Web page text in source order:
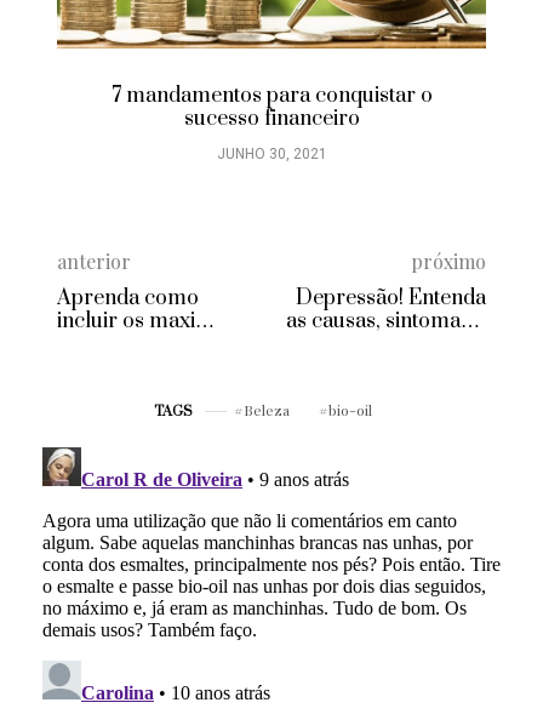
7 mandamentos para conquistar o
sucesso financeiro
JUNHO 30, 2021
anterior
Aprenda como
incluir os maxi
próximo
Depressão! Entenda
as causas, sintomas e
TAGS Beleza bio-oil